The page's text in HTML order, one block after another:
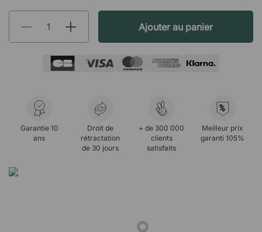
Ajouter au panier
Garantie 10
ans
Droit de
rétractation
de 30 jours
+ de 300 000
clients
satisfaits
%
Meilleur prix
garanti 105%